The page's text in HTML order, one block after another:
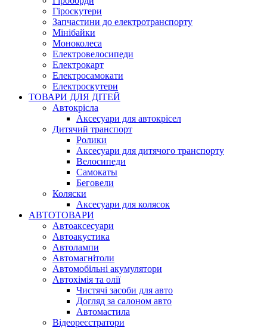
Гіроскутери
Запчастини до електротранспорту
Мінібайки
Моноколеса
Електровелосипеди
Електрокарт
Електросамокати
Електроскутери
ТОВАРИ ДЛЯ ДІТЕЙ
Автокрісла
Аксесуари для автокрісел
Дитячий транспорт
Ролики
Аксесуари для дитячого транспорту
Велосипеди
Самокаты
Беговели
Коляски
Аксесуари для колясок
АВТОТОВАРИ
Автоаксесуари
Автоакустика
Автолампи
Автомагнітоли
Автомобільні акумулятори
Автохімія та олії
Чистячі засоби для авто
Догляд за салоном авто
Автомастила
Відеореєстратори